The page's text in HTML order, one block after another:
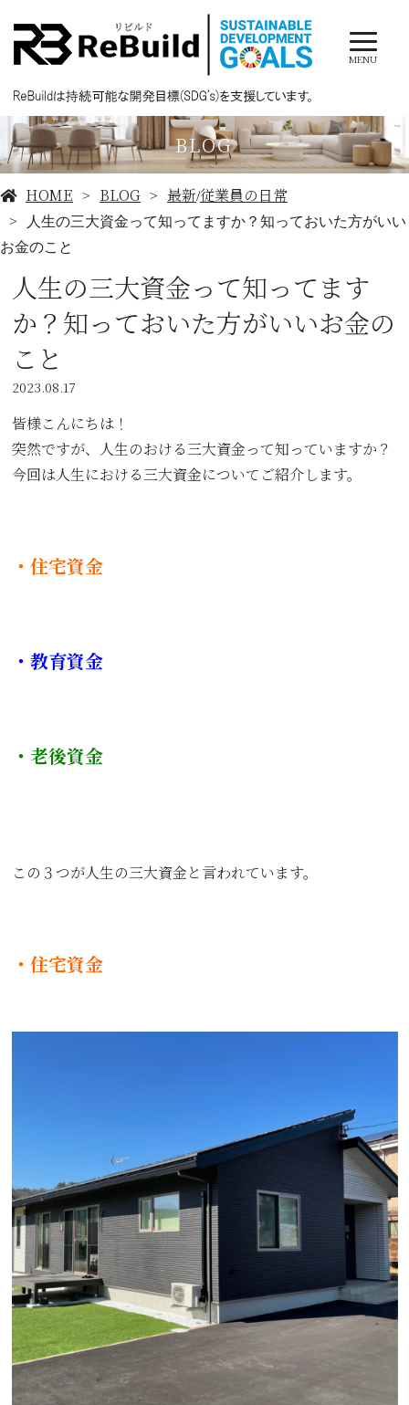
MENU
BLOG
HOME BLOG 最新/従業員の日常
人生の三大資金って知ってますか？知っておいた方がいい
お金のこと
人生の三大資金って知ってます
か？知っておいた方がいいお金の
こと
2023.08.17
皆様こんにちは！
突然ですが、人生のおける三大資金って知っていますか？
今回は人生における三大資金についてご紹介します。
・住宅資金
・教育資金
・老後資金
この３つが人生の三大資金と言われています。
・住宅資金